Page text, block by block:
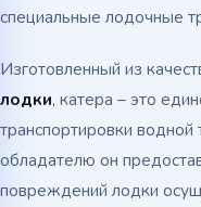
специальные лодочные
Изготовленный из
лодки, катера – это
транспортировки
обладателю он
повреждений лодки